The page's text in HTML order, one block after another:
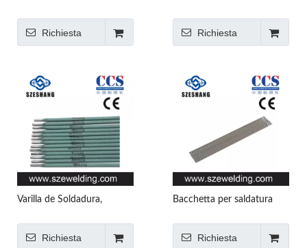
produttore cinese di
Richiesta
acciaio dolce, produttore di
saldatura prodotto in Cina
Richiesta
Varilla de Soldadura,
Soldadura, Fabbrica cinese
Richiesta
Bacchetta per saldatura
bacchette per saldatura,
Richiesta